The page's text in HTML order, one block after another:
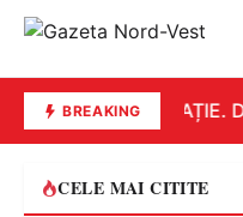
BREAKINGEDUCAȚIE.
CELE MAI CITITE